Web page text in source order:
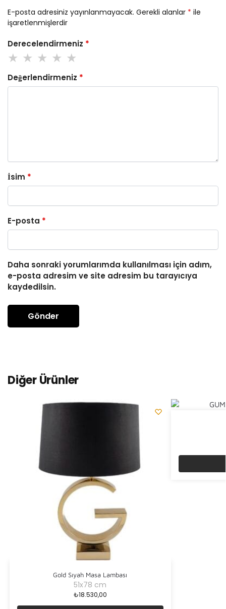
E-posta adresiniz yayınlanmayacak. Gerekli alanlar * ile
işaretlenmişlerdir
Derecelendirmeniz *
Değerlendirmeniz *
İsim *
E-posta *
Daha sonraki yorumlarımda kullanılması için adım,
e-posta adresim ve site adresim bu tarayıcıya
kaydedilsin.
Diğer Ürünler
Gold Sıyah Masa Lambası
51x78 cm
₺18.530,00